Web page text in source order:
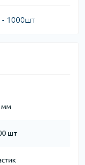
- 1000шт
мм
шт